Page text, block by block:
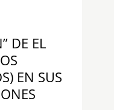
DE EL
EN SUS